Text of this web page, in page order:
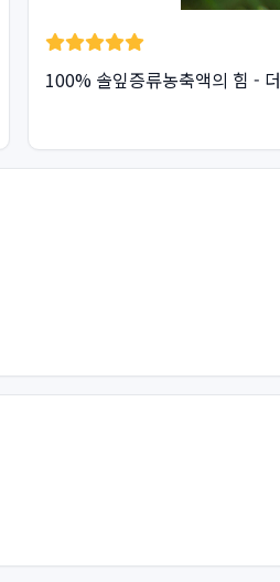
100% 솔잎증류농축액의 힘 -